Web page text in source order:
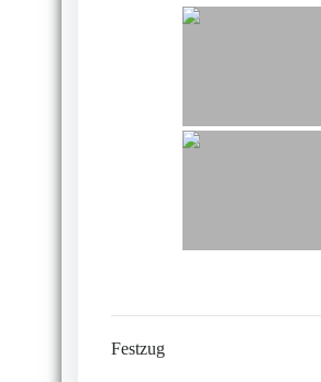
Festzug